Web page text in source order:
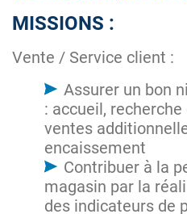
MISSIONS :
Vente / Service client :
Assurer un bon
: accueil,
ventes
encaissement
Contribuer à la
magasin par la
des indicateurs de